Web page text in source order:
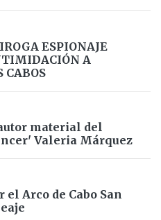
ESPIONAJE
A
CABOS
material del
Valeria Márquez
Arco de Cabo San